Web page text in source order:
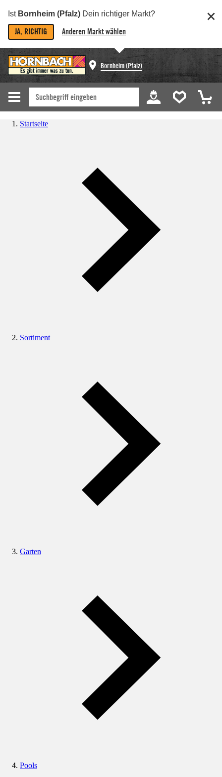
Ist Bornheim (Pfalz) Dein richtiger Markt?
JA, RICHTIG Anderen Markt wählen
Bornheim (Pfalz)
Startseite
Sortiment
Garten
Pools